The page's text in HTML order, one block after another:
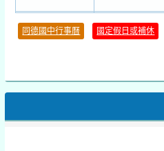
30
本週_健康檢查週 各班器材負責
本週_新書展
第一週
同德國中行事曆 國定假日或補休